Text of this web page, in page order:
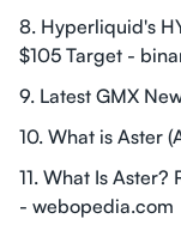
8. Hyperliquid's
$105 Target -
9. Latest GMX
10. What is Aster
11. What Is
- webopedia.com